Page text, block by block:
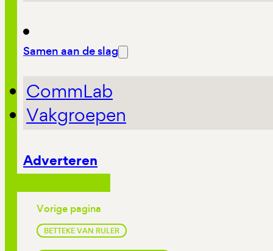
Samen aan de slag
CommLab
Vakgroepen
Adverteren
Vorige pagina
BETTEKE VAN RULER